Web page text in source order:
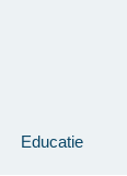
Educatie